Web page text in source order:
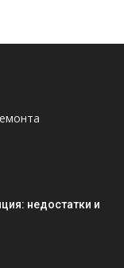
недостатки и